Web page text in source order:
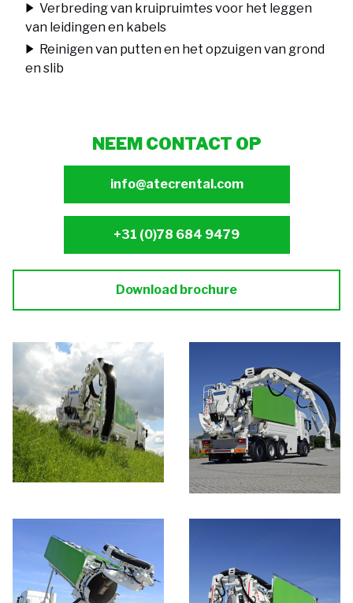
Verbreding van kruipruimtes voor het leggen
van leidingen en kabels
Reinigen van putten en het opzuigen van grond
en slib
NEEM CONTACT OP
info@atecrental.com
+31 (0)78 684 9479
Download brochure